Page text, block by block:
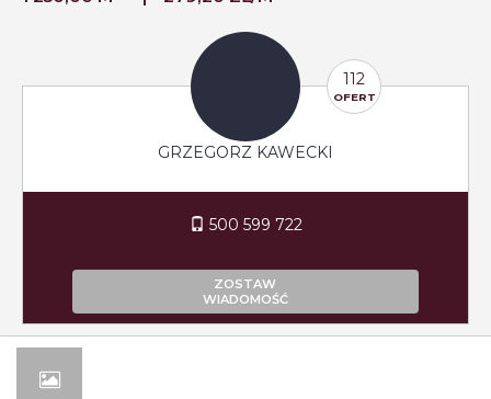
112
OFERT
GRZEGORZ KAWECKI
500 599 722
ZOSTAW
WIADOMOŚĆ